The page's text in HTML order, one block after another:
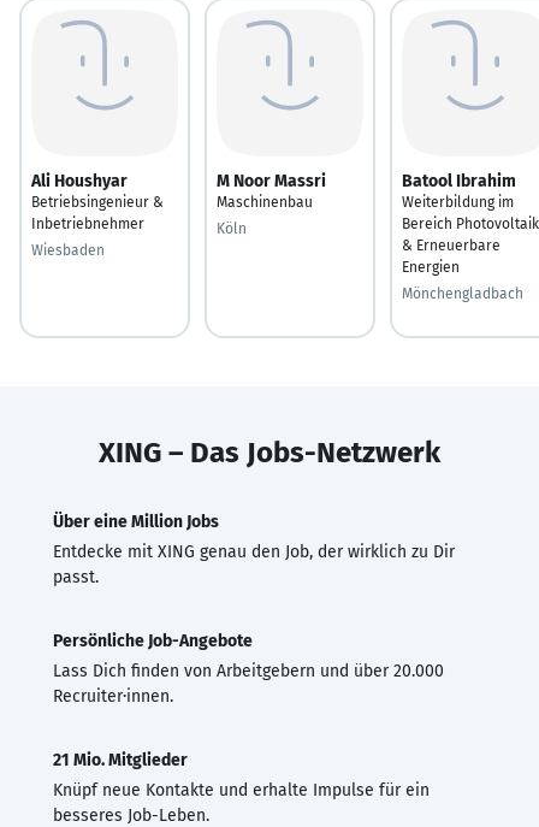
Ali Houshyar
Betriebsingenieur &
Inbetriebnehmer
Wiesbaden
M Noor Massri
Maschinenbau
Köln
Batool Ibrahim
Weiterbildung im
Bereich Photovoltaik
& Erneuerbare
Energien
Mönchengladbach
XING – Das Jobs-Netzwerk
Über eine Million Jobs
Entdecke mit XING genau den Job, der wirklich zu Dir
passt.
Persönliche Job-Angebote
Lass Dich finden von Arbeitgebern und über 20.000
Recruiter·innen.
21 Mio. Mitglieder
Knüpf neue Kontakte und erhalte Impulse für ein
besseres Job-Leben.